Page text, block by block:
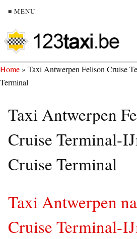
≡ MENU
Home» Taxi Antwerpen Felison Cruise
Terminal
Taxi Antwerpen
Cruise Terminal-
Cruise Terminal
Taxi Antwerpen
Cruise Terminal-